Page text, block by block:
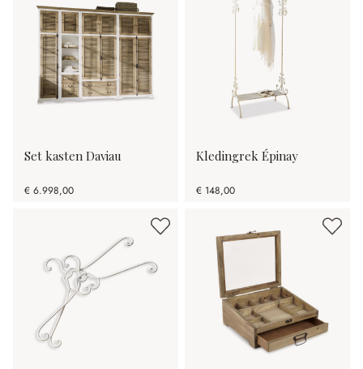
Set kasten Daviau
€ 6.998,00
Kledingrek Épinay
€ 148,00